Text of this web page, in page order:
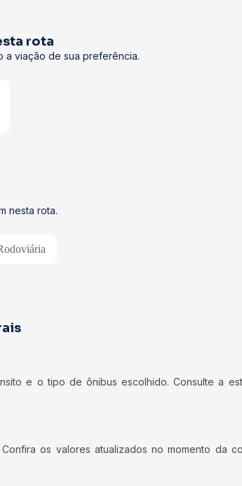
rota
a viação de sua preferência.
nesta rota.
e o tipo de ônibus escolhido. Consulte a
os valores atualizados no momento da